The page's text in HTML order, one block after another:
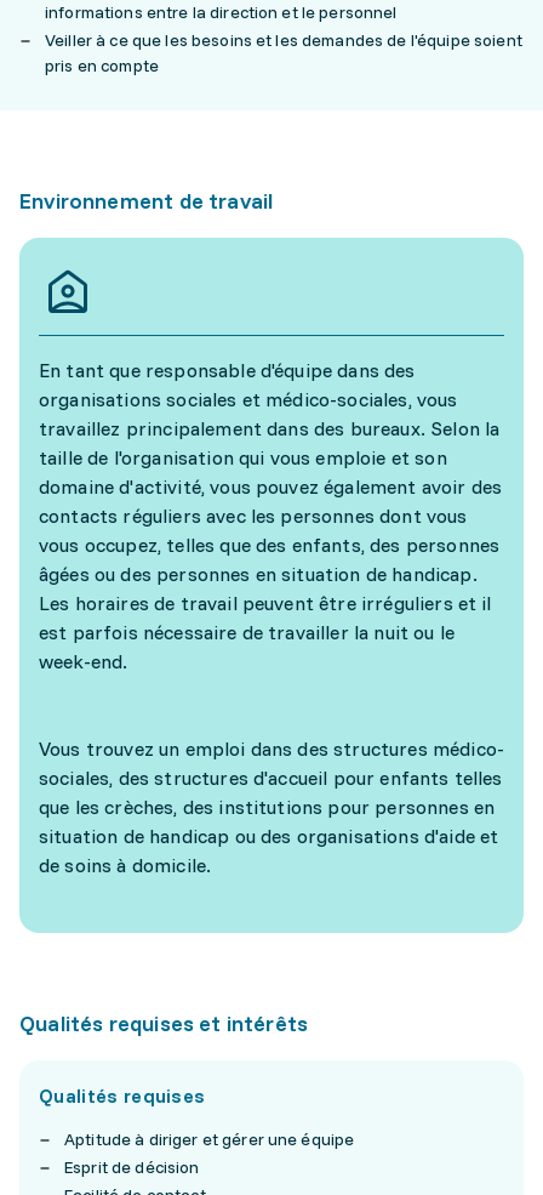
informations entre la direction et le personnel
Veiller à ce que les besoins et les demandes de l'équipe soient
pris en compte
Environnement de travail
En tant que responsable d'équipe dans des
organisations sociales et médico-sociales, vous
travaillez principalement dans des bureaux. Selon la
taille de l'organisation qui vous emploie et son
domaine d'activité, vous pouvez également avoir des
contacts réguliers avec les personnes dont vous
vous occupez, telles que des enfants, des personnes
âgées ou des personnes en situation de handicap.
Les horaires de travail peuvent être irréguliers et il
est parfois nécessaire de travailler la nuit ou le
week-end.
Vous trouvez un emploi dans des structures médico-
sociales, des structures d'accueil pour enfants telles
que les crèches, des institutions pour personnes en
situation de handicap ou des organisations d'aide et
de soins à domicile.
Qualités requises et intérêts
Qualités requises
Aptitude à diriger et gérer une équipe
Esprit de décision